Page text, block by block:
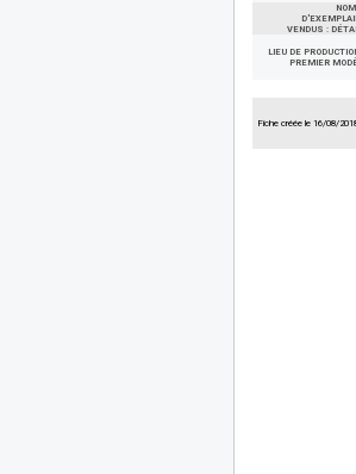
VENDUS :
LIEU DE
PREMIER
Fiche créée le 16/08/